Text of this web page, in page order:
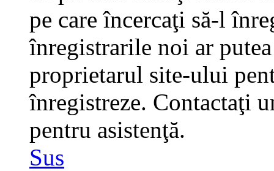
pe care încercaţi să-l
înregistrarile noi ar
proprietarul site-ului
înregistreze. Contactaţi
pentru asistenţă.
Sus